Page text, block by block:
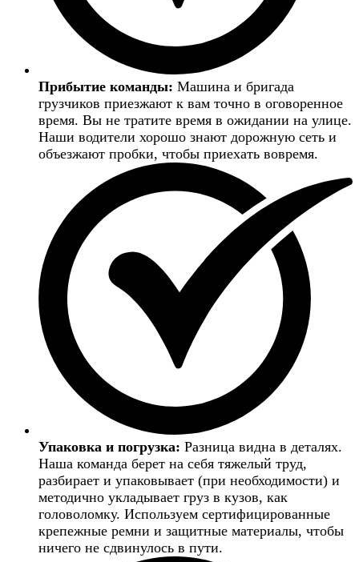
Прибытие команды: Машина и бригада
грузчиков приезжают к вам точно в оговоренное
время. Вы не тратите время в ожидании на улице.
Наши водители хорошо знают дорожную сеть и
объезжают пробки, чтобы приехать вовремя.
Упаковка и погрузка: Разница видна в деталях.
Наша команда берет на себя тяжелый труд,
разбирает и упаковывает (при необходимости) и
методично укладывает груз в кузов, как
головоломку. Используем сертифицированные
крепежные ремни и защитные материалы, чтобы
ничего не сдвинулось в пути.